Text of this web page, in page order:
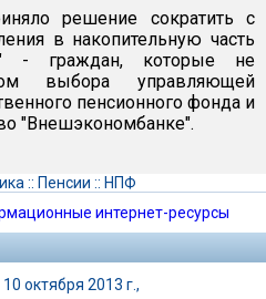
решение сократить с
в накопительную часть
- граждан, которые не
выбора управляющей
пенсионного фонда и
"Внешэкономбанке".
:: Пенсии :: НПФ
интернет-ресурсы
10 октября 2013 г.,